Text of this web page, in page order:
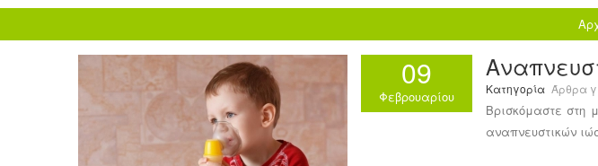
09
Φεβρουαρίου Κατηγορία Άρθρα
Βρισκόμαστε στη
αναπνευστικών